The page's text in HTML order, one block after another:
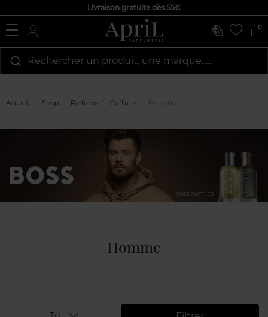
Livraison gratuite dès 55€
0
Rechercher un produit, une marque…...
Accueil Shop Parfums Coffrets Homme
Homme